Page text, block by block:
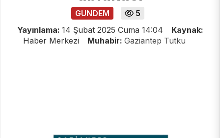
GUNDEM
5
Yayınlama: 14 Şubat 2025 Cuma 14:04
Kaynak:
Haber Merkezi
Muhabir: Gaziantep Tutku